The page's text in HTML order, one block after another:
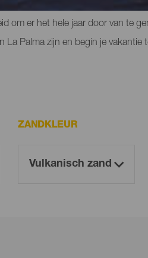
om er het hele jaar door van te
Palma zijn en begin je vakantie
ZANDKLEUR